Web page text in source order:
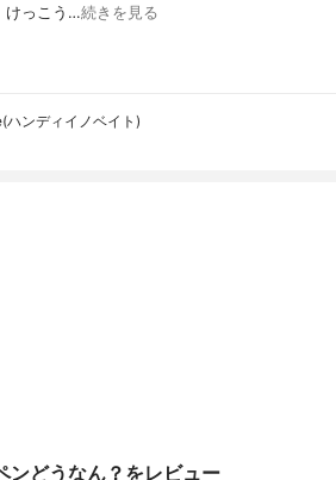
けっこう…続きを見る
ンディイノベイト)
ンどうなん？をレビュー